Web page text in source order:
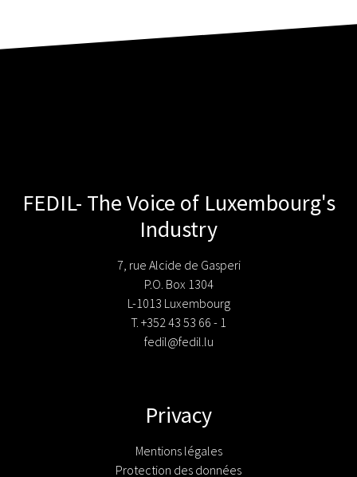
FEDIL- The Voice of Luxembourg's
Industry
7, rue Alcide de Gasperi
P.O. Box 1304
L-1013 Luxembourg
T. +352 43 53 66 - 1
fedil@fedil.lu
Privacy
Mentions légales
Protection des données